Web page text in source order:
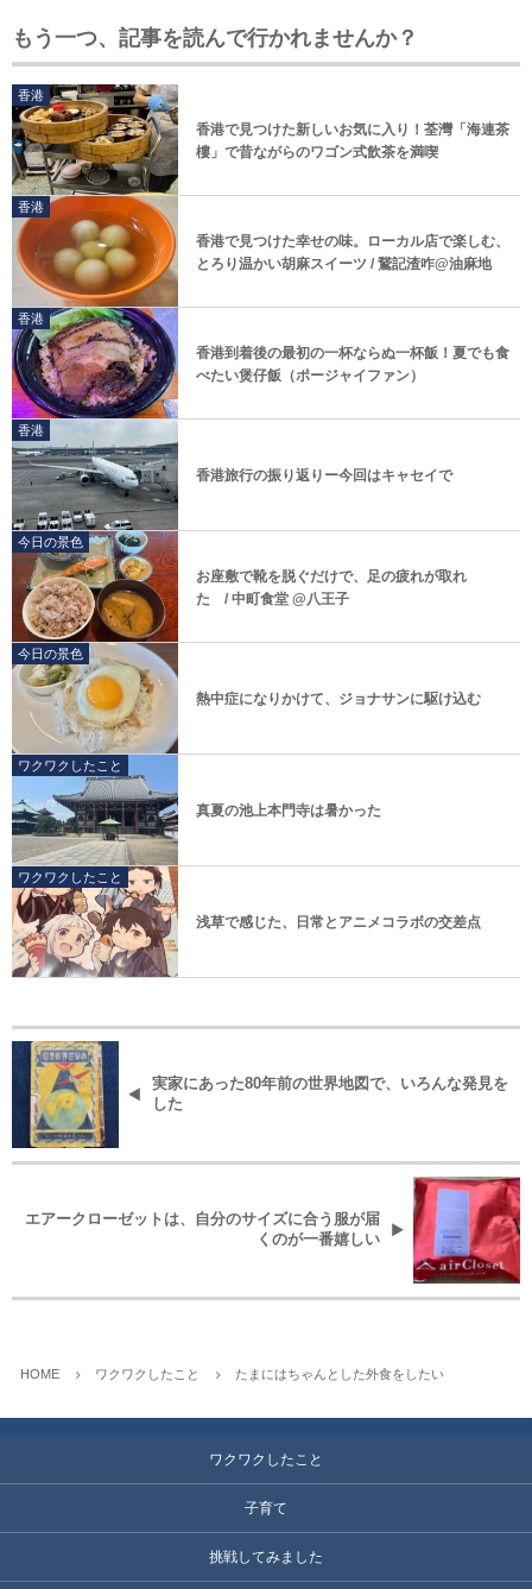
もう一つ、記事を読んで行かれませんか？
香港
香港で見つけた新しいお気に入り！荃灣「海連茶
樓」で昔ながらのワゴン式飲茶を満喫
香港
香港で見つけた幸せの味。ローカル店で楽しむ、
とろり温かい胡麻スイーツ / 鵞記渣咋@油麻地
香港
香港到着後の最初の一杯ならぬ一杯飯！夏でも食
べたい煲仔飯（ポージャイファン）
香港
香港旅行の振り返りー今回はキャセイで
今日の景色
お座敷で靴を脱ぐだけで、足の疲れが取れ
た / 中町食堂 @八王子
今日の景色
熱中症になりかけて、ジョナサンに駆け込む
ワクワクしたこと
真夏の池上本門寺は暑かった
ワクワクしたこと
浅草で感じた、日常とアニメコラボの交差点
実家にあった80年前の世界地図で、いろんな発見を
した
エアークローゼットは、自分のサイズに合う服が届
くのが一番嬉しい
HOME ワクワクしたこと たまにはちゃんとした外食をしたい
ワクワクしたこと
子育て
挑戦してみました